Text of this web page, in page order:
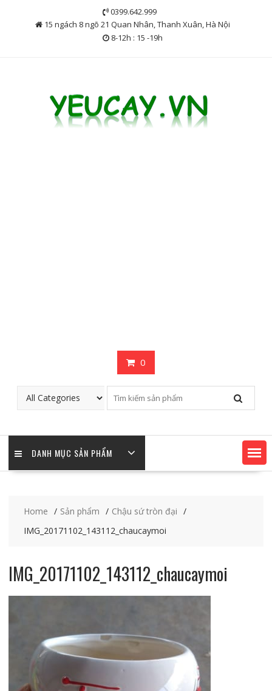
0399.642.999
15 ngách 8 ngõ 21 Quan Nhân, Thanh Xuân, Hà Nội
8-12h : 15 -19h
0
DANH MỤC SẢN PHẨM
Home Sản phẩm
Chậu sứ tròn đại
IMG_20171102_143112_chaucaymoi
IMG_20171102_143112_chaucaymoi